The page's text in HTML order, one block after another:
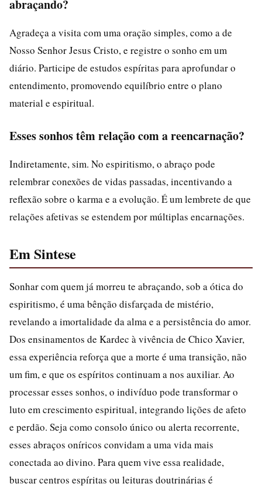
abraçando?
Agradeça a visita com uma oração simples, como a de
Nosso Senhor Jesus Cristo, e registre o sonho em um
diário. Participe de estudos espíritas para aprofundar o
entendimento, promovendo equilíbrio entre o plano
material e espiritual.
Esses sonhos têm relação com a reencarnação?
Indiretamente, sim. No espiritismo, o abraço pode
relembrar conexões de vidas passadas, incentivando a
reflexão sobre o karma e a evolução. É um lembrete de que
relações afetivas se estendem por múltiplas encarnações.
Em Sintese
Sonhar com quem já morreu te abraçando, sob a ótica do
espiritismo, é uma bênção disfarçada de mistério,
revelando a imortalidade da alma e a persistência do amor.
Dos ensinamentos de Kardec à vivência de Chico Xavier,
essa experiência reforça que a morte é uma transição, não
um fim, e que os espíritos continuam a nos auxiliar. Ao
processar esses sonhos, o indivíduo pode transformar o
luto em crescimento espiritual, integrando lições de afeto
e perdão. Seja como consolo único ou alerta recorrente,
esses abraços oníricos convidam a uma vida mais
conectada ao divino. Para quem vive essa realidade,
buscar centros espíritas ou leituras doutrinárias é